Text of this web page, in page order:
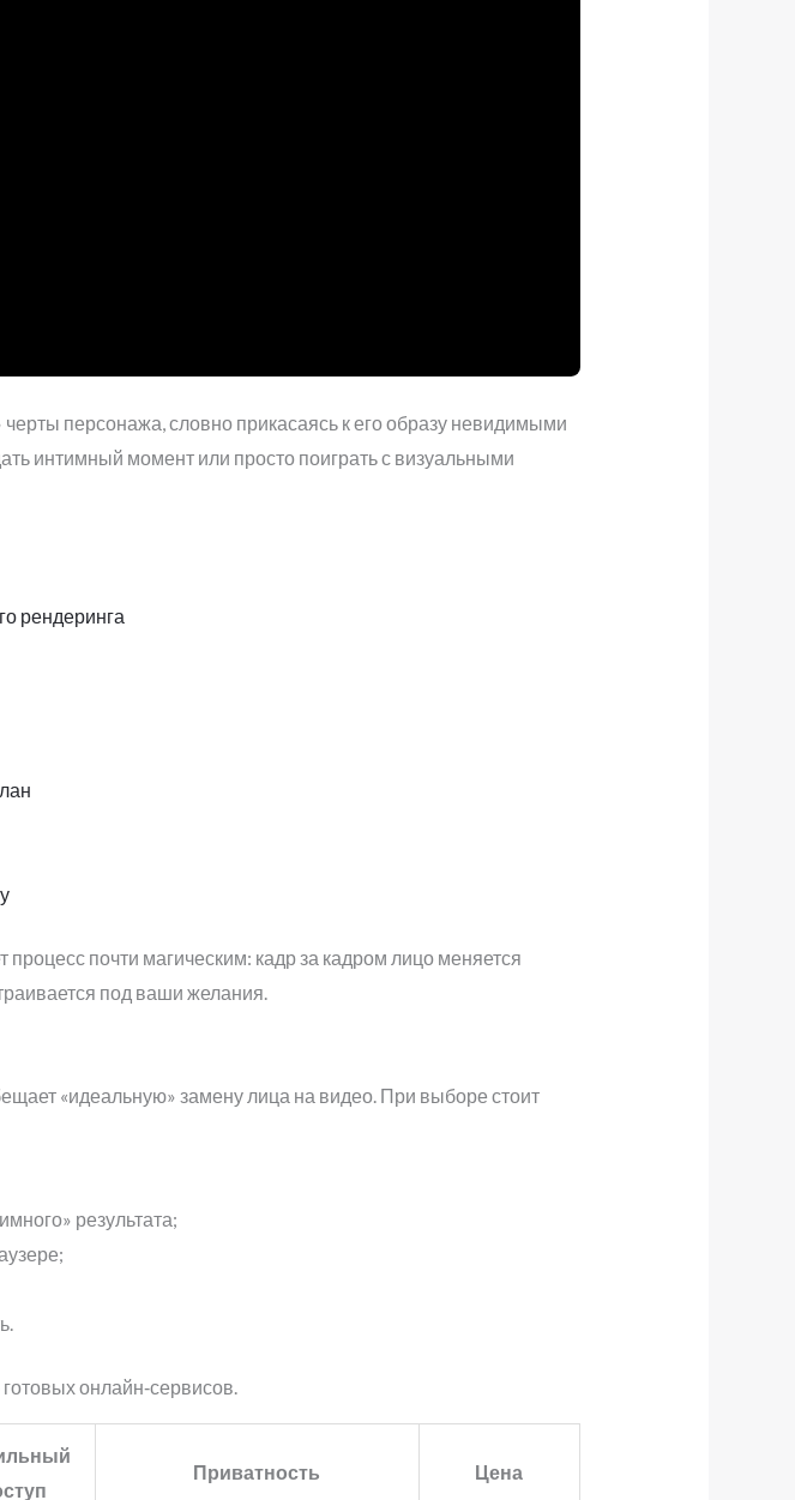
персонажа, словно прикасаясь к его образу невидимыми
интимный момент или просто поиграть с визуальными
рендеринга
процесс почти магическим: кадр за кадром лицо меняется
под ваши желания.
«идеальную» замену лица на видео. При выборе стоит
результата;
онлайн‑сервисов.
Приватность Цена